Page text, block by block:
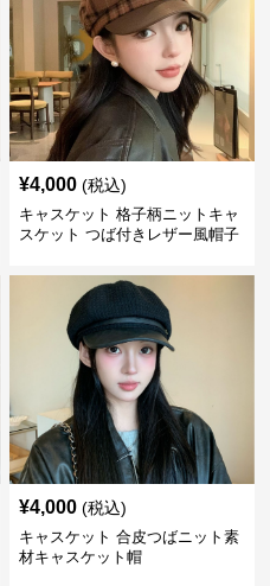
¥4,000 (税込)
キャスケット 格子柄ニットキャ
スケット つば付きレザー風帽子
¥4,000 (税込)
キャスケット 合皮つばニット素
材キャスケット帽